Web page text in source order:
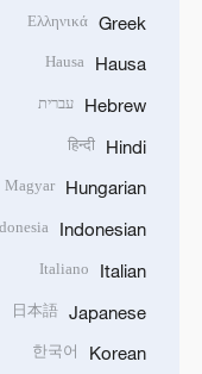
Greek
Ελληνικά
Hausa
Hausa
Hebrew עברית
Hindi
हिन्दी
Hungarian
Magyar
Indonesian
Italian
Italiano
Japanese
日本語
Korean
한국어